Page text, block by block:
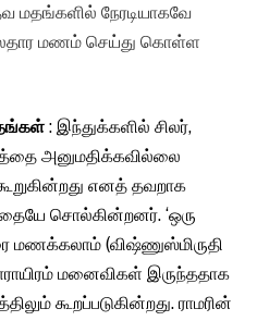
மதங்களில் நேரடியாகவே
மணம் செய்து கொள்ள
: இந்துக்களில் சிலர்,
அனுமதிக்கவில்லை
எனத் தவறாக
சொல்கின்றனர். ‘ஒரு
மணக்கலாம் (விஷ்ணுஸ்மிருதி
மனைவிகள் இருந்ததாக
கூறப்படுகின்றது. ராமரின்